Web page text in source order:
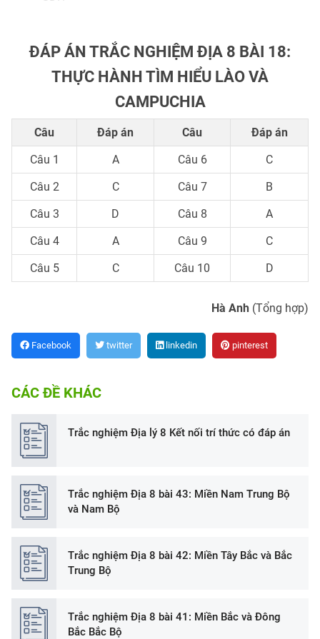
ĐÁP ÁN TRẮC NGHIỆM ĐỊA 8 BÀI 18:
THỰC HÀNH TÌM HIỂU LÀO VÀ
CAMPUCHIA
Câu Đáp án Câu
Đáp án
Câu 1
A Câu 6
C
Câu 2
C Câu 7
B
Câu 3
D Câu 8
A
Câu 4
A Câu 9
C
Câu 5
C Câu 10 D
Hà Anh (Tổng hợp)
Facebook twitter linkedin pinterest
CÁC ĐỀ KHÁC
Trắc nghiệm Địa lý 8 Kết nối trí thức có đáp án
Trắc nghiệm Địa 8 bài 43: Miền Nam Trung Bộ
và Nam Bộ
Trắc nghiệm Địa 8 bài 42: Miền Tây Bắc và Bắc
Trung Bộ
Trắc nghiệm Địa 8 bài 41: Miền Bắc và Đông
Bắc Bắc Bộ